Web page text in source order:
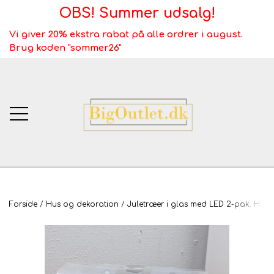
OBS! Summer udsalg!
Vi giver 20% ekstra rabat på alle ordrer i august.
Brug koden "sommer26"
BigOutlet.dk
TÆPPER
Webshop ALT
Forside Hus og dekoration Juletræer i glas med LED 2-pak. H: